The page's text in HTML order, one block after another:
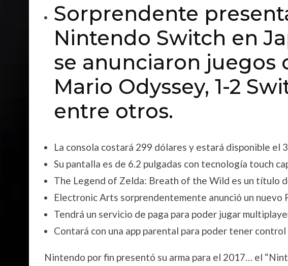
Sorprendente
Nintendo Switch en
se anunciaron juegos
Mario Odyssey, 1-2
entre otros.
La consola costará 299 dólares y estará disponible el
Su pantalla es de 6.2 pulgadas con tecnología touch
The Legend of Zelda: Breath of the Wild es un título
Electronic Arts sorprendentemente anunció un nuevo
Tendrá un servicio de paga para poder jugar
Contará con una app parental para poder tener
Nintendo por fin presentó su arma para el 2017… el